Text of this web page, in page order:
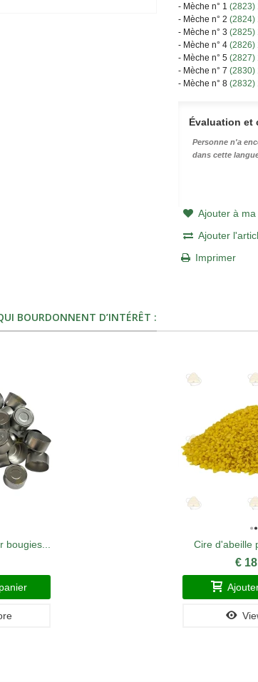
- Mèche n° 1 (2823)
- Mèche n° 2 (2824)
- Mèche n° 3 (2825)
- Mèche n° 4 (2826)
- Mèche n° 5 (2827)
- Mèche n° 7 (2830)
- Mèche n° 8 (2832)
Évaluation et
Personne n'a
dans cette
Ajouter à
Ajouter
Imprimer
BOURDONNENT D’INTÉRÊT :
Cire d'abeille
€